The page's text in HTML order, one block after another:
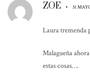
ZOE • 31
Laura tremenda
Malagueña
estas cosas….